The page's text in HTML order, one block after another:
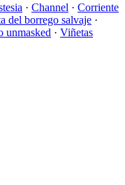
· Channel · Corriente
del borrego salvaje ·
unmasked · Viñetas